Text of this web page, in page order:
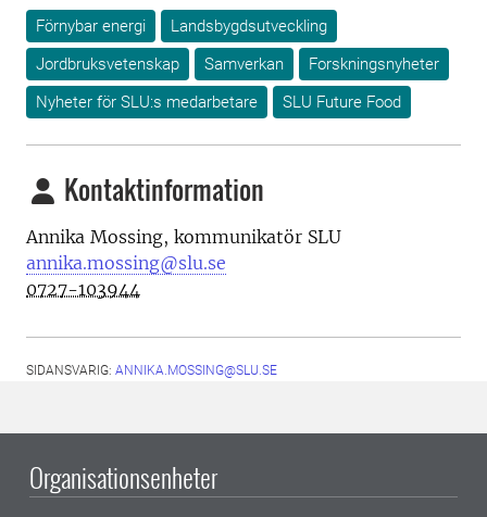
Förnybar energi
Landsbygdsutveckling
Jordbruksvetenskap
Samverkan
Forskningsnyheter
Nyheter för SLU:s medarbetare
SLU Future Food
Kontaktinformation
Annika Mossing, kommunikatör SLU
annika.mossing@slu.se
0727-103944
SIDANSVARIG: ANNIKA.MOSSING@SLU.SE
Organisationsenheter